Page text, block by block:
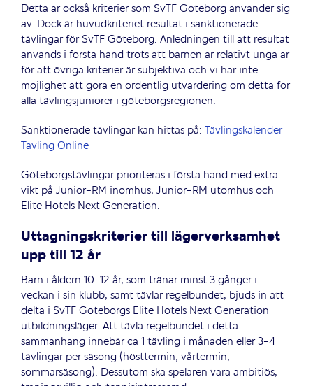
Detta är också kriterier som SvTF Göteborg använder sig
av. Dock är huvudkriteriet resultat i sanktionerade
tävlingar för SvTF Göteborg. Anledningen till att resultat
används i första hand trots att barnen är relativt unga är
för att övriga kriterier är subjektiva och vi har inte
möjlighet att göra en ordentlig utvärdering om detta för
alla tävlingsjuniorer i göteborgsregionen.
Sanktionerade tävlingar kan hittas på: Tävlingskalender
Tävling Online
Göteborgstävlingar prioriteras i första hand med extra
vikt på Junior-RM inomhus, Junior-RM utomhus och
Elite Hotels Next Generation.
Uttagningskriterier till lägerverksamhet
upp till 12 år
Barn i åldern 10-12 år, som tränar minst 3 gånger i
veckan i sin klubb, samt tävlar regelbundet, bjuds in att
delta i SvTF Göteborgs Elite Hotels Next Generation
utbildningsläger. Att tävla regelbundet i detta
sammanhang innebär ca 1 tävling i månaden eller 3-4
tävlingar per säsong (hösttermin, vårtermin,
sommarsäsong). Dessutom ska spelaren vara ambitiös,